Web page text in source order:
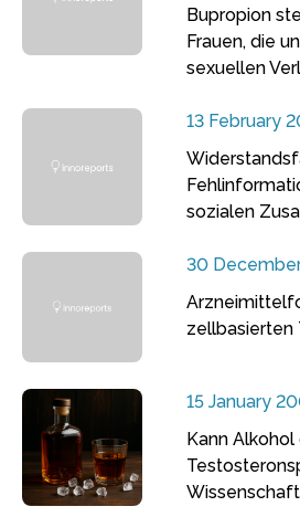
Bupropion
Frauen, die
sexuellen
13 February
sozialen
30
zellbasierten
15 January
Kann Alkohol
Wissenschaft